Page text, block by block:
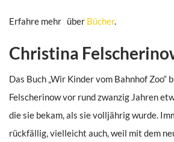
Erfahre mehr über Bücher.
Christina
Das Buch „Wir Kinder vom Bahnhof Zoo“
Felscherinow vor rund zwanzig Jahren
die sie bekam, als sie volljährig wurde.
rückfällig, vielleicht auch, weil mit dem